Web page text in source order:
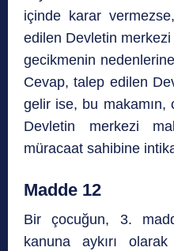
içinde karar
edilen Devletin
gecikmenin
Cevap, talep edilen
gelir ise, bu makamın,
Devletin merkezi
müracaat sahibine
Madde 12
Bir çocuğun, 3.
kanuna aykırı